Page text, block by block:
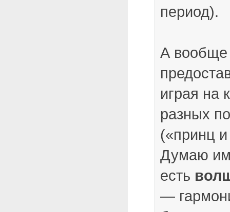
период).
А вообще
играя на
разных
(«принц
Думаю
есть
—